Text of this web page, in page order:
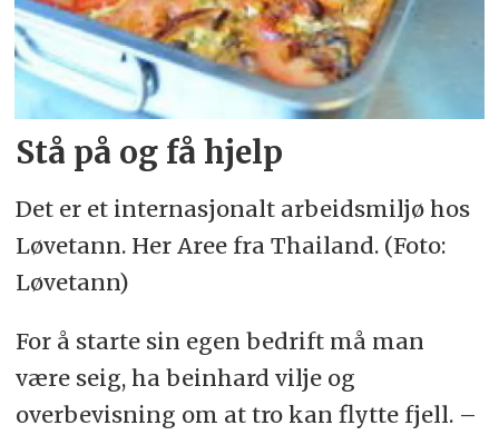
Stå på og få hjelp
Det er et internasjonalt arbeidsmiljø hos
Løvetann. Her Aree fra Thailand. (Foto:
Løvetann)
For å starte sin egen bedrift må man
være seig, ha beinhard vilje og
overbevisning om at tro kan flytte fjell. –